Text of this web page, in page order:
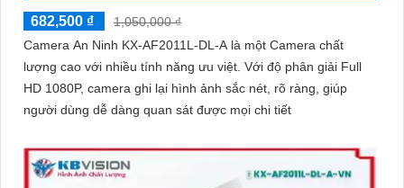
682,500 ₫
1,050,000 ₫
Camera An Ninh KX-AF2011L-DL-A là một Camera chất
lượng cao với nhiều tính năng ưu việt. Với độ phân giải Full
HD 1080P, camera ghi lại hình ảnh sắc nét, rõ ràng, giúp
người dùng dễ dàng quan sát được mọi chi tiết